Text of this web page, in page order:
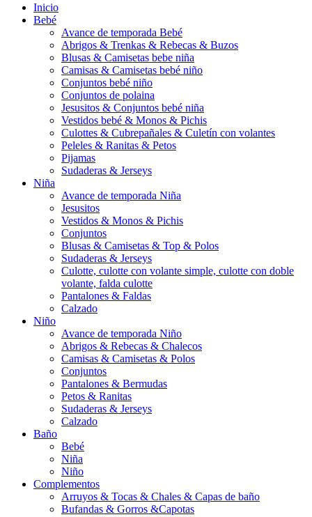
Inicio
Bebé
Avance de temporada Bebé
Abrigos & Trenkas & Rebecas & Buzos
Blusas & Camisetas bebe niña
Camisas & Camisetas bebé niño
Conjuntos bebé niño
Conjuntos de polaina
Jesusitos & Conjuntos bebé niña
Vestidos bebé & Monos & Pichis
Culottes & Cubrepañales & Culetín con volantes
Peleles & Ranitas & Petos
Pijamas
Sudaderas & Jerseys
Niña
Avance de temporada Niña
Jesusitos
Vestidos & Monos & Pichis
Conjuntos
Blusas & Camisetas & Top & Polos
Sudaderas & Jerseys
Culotte, culotte con volante simple, culotte con doble
volante, falda culotte
Pantalones & Faldas
Calzado
Niño
Avance de temporada Niño
Abrigos & Rebecas & Chalecos
Camisas & Camisetas & Polos
Conjuntos
Pantalones & Bermudas
Petos & Ranitas
Sudaderas & Jerseys
Calzado
Baño
Bebé
Niña
Niño
Complementos
Arruyos & Tocas & Chales & Capas de baño
Bufandas & Gorros &Capotas